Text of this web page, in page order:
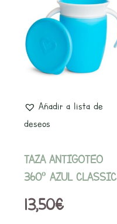
Añadir a lista de
deseos
TAZA ANTIGOTEO
360º AZUL CLASSIC
13,50€